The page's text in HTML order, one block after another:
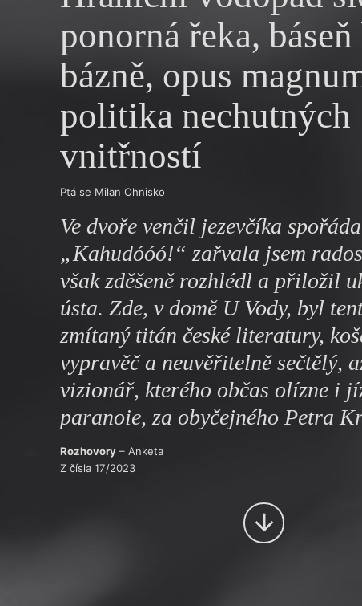
ponorná řeka, báseň
bázně, opus
politika nechutných
vnitřností
Ptá se Milan Ohnisko
Ve dvoře venčil jezevčíka
„Kahudóóó!“ zařvala jsem
však zděšeně rozhlédl a přiložil
ústa. Zde, v domě U Vody, byl
zmítaný titán české literatury,
vypravěč a neuvěřitelně sečtělý,
vizionář, kterého občas olízne i
paranoie, za obyčejného Petra
Rozhovory– Anketa
Z čísla 17/2023